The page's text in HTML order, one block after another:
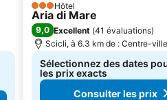
3 Étoiles
Hôtel
Aria di Mare
9,0 Excellent (41 évaluations)
Scicli, à 6.3 km de : Centre-ville
Sélectionnez des dates
les prix exacts
Consulter les prix